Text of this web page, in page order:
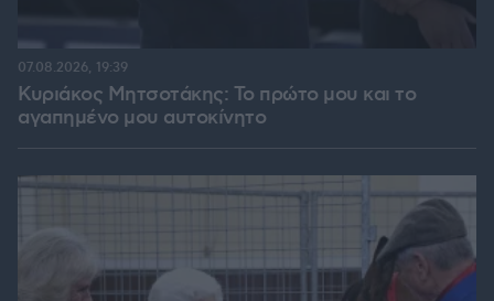
Κυριάκος Μητσοτάκης: Το πρώτο μου και το
αγαπημένο μου αυτοκίνητο
07.08.2026, 19:39